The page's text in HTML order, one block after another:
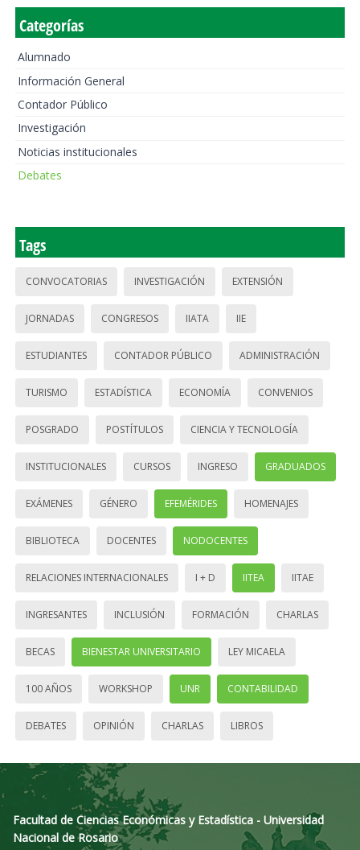
Categorías
Alumnado
Información General
Contador Público
Investigación
Noticias institucionales
Debates
Tags
CONVOCATORIAS INVESTIGACIÓN EXTENSIÓN
JORNADAS CONGRESOS IIATA IIE
ESTUDIANTES CONTADOR PÚBLICO ADMINISTRACIÓN
TURISMO ESTADÍSTICA ECONOMÍA CONVENIOS
POSGRADO POSTÍTULOS CIENCIA Y TECNOLOGÍA
INSTITUCIONALES CURSOS INGRESO GRADUADOS
EXÁMENES GÉNERO EFEMÉRIDES HOMENAJES
BIBLIOTECA DOCENTES NODOCENTES
RELACIONES INTERNACIONALES I + D IITEA IITAE
INGRESANTES INCLUSIÓN FORMACIÓN CHARLAS
BECAS BIENESTAR UNIVERSITARIO LEY MICAELA
100 AÑOS WORKSHOP UNR CONTABILIDAD
DEBATES OPINIÓN CHARLAS LIBROS
Facultad de Ciencias Económicas y Estadística - Universidad
Nacional de Rosario